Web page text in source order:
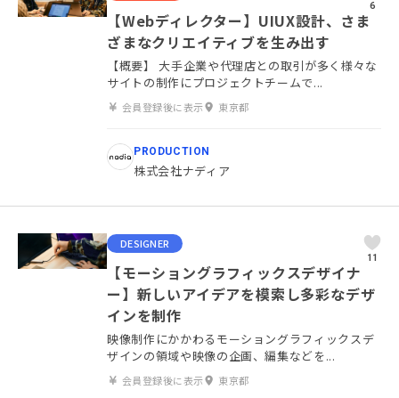
6
【Webディレクター】UIUX設計、さま
ざまなクリエイティブを生み出す
【概要】 大手企業や代理店との取引が多く様々な
サイトの制作にプロジェクトチームで...
会員登録後に表示 東京都
PRODUCTION
株式会社ナディア
DESIGNER
11
【モーショングラフィックスデザイナ
ー】新しいアイデアを模索し多彩なデザ
インを制作
映像制作にかかわるモーショングラフィックスデ
ザインの領域や映像の企画、編集などを...
会員登録後に表示 東京都